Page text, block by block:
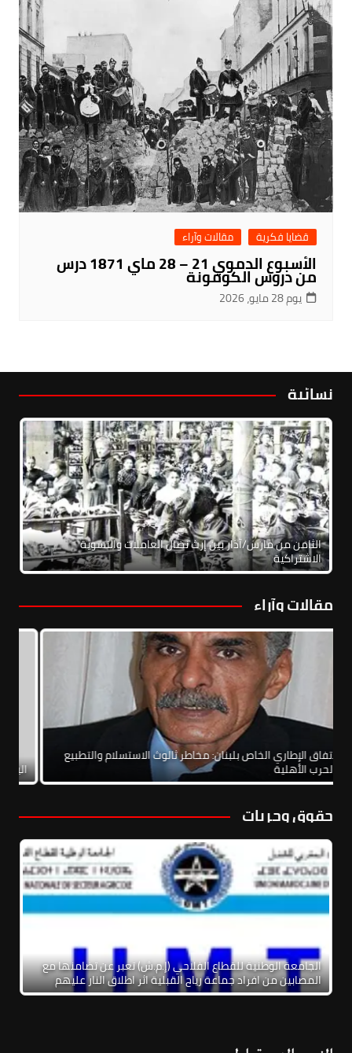
قضايا فكرية مقالات وآراء
الأسبوع الدموي 21 – 28 ماي 1871 درس من دروس الكومونة
يوم 28 مايو، 2026
نسائية
الثامن من مارس/آذار بين إرث نضال العاملات والنسوية
الاشتراكية
مقالات وآراء
الاتفاق الإطاري الخاص بلبنان: مخاطر ثالوث الاستسلام والتطبيع
والحرب الأهلية
حقوق وحريات
الجامعة الوطنية للقطاع الفلاحي (إ.م.ش) تعبر عن تضامنها مع
المصابين من افراد جماعة رياح القبلية اثر اطلاق النار عليهم